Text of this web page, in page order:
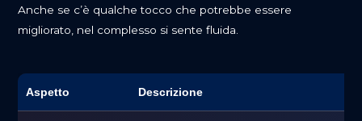
Anche se c’è qualche tocco che potrebbe essere
migliorato, nel complesso si sente fluida.
Aspetto Descrizione